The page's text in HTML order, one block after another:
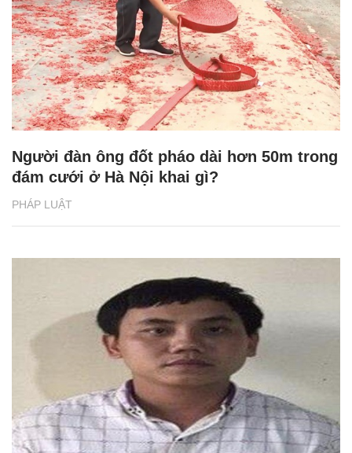
PHÁP LUẬT
Người đàn ông đốt pháo dài hơn 50m trong
đám cưới ở Hà Nội khai gì?